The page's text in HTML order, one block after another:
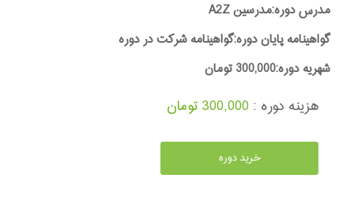
مدرس دوره:مدرسین A2Z
گواهینامه پایان دوره:گواهینامه شرکت در دوره
شهریه دوره:300,000 تومان
هزینه دوره : 300,000 تومان
خرید دوره